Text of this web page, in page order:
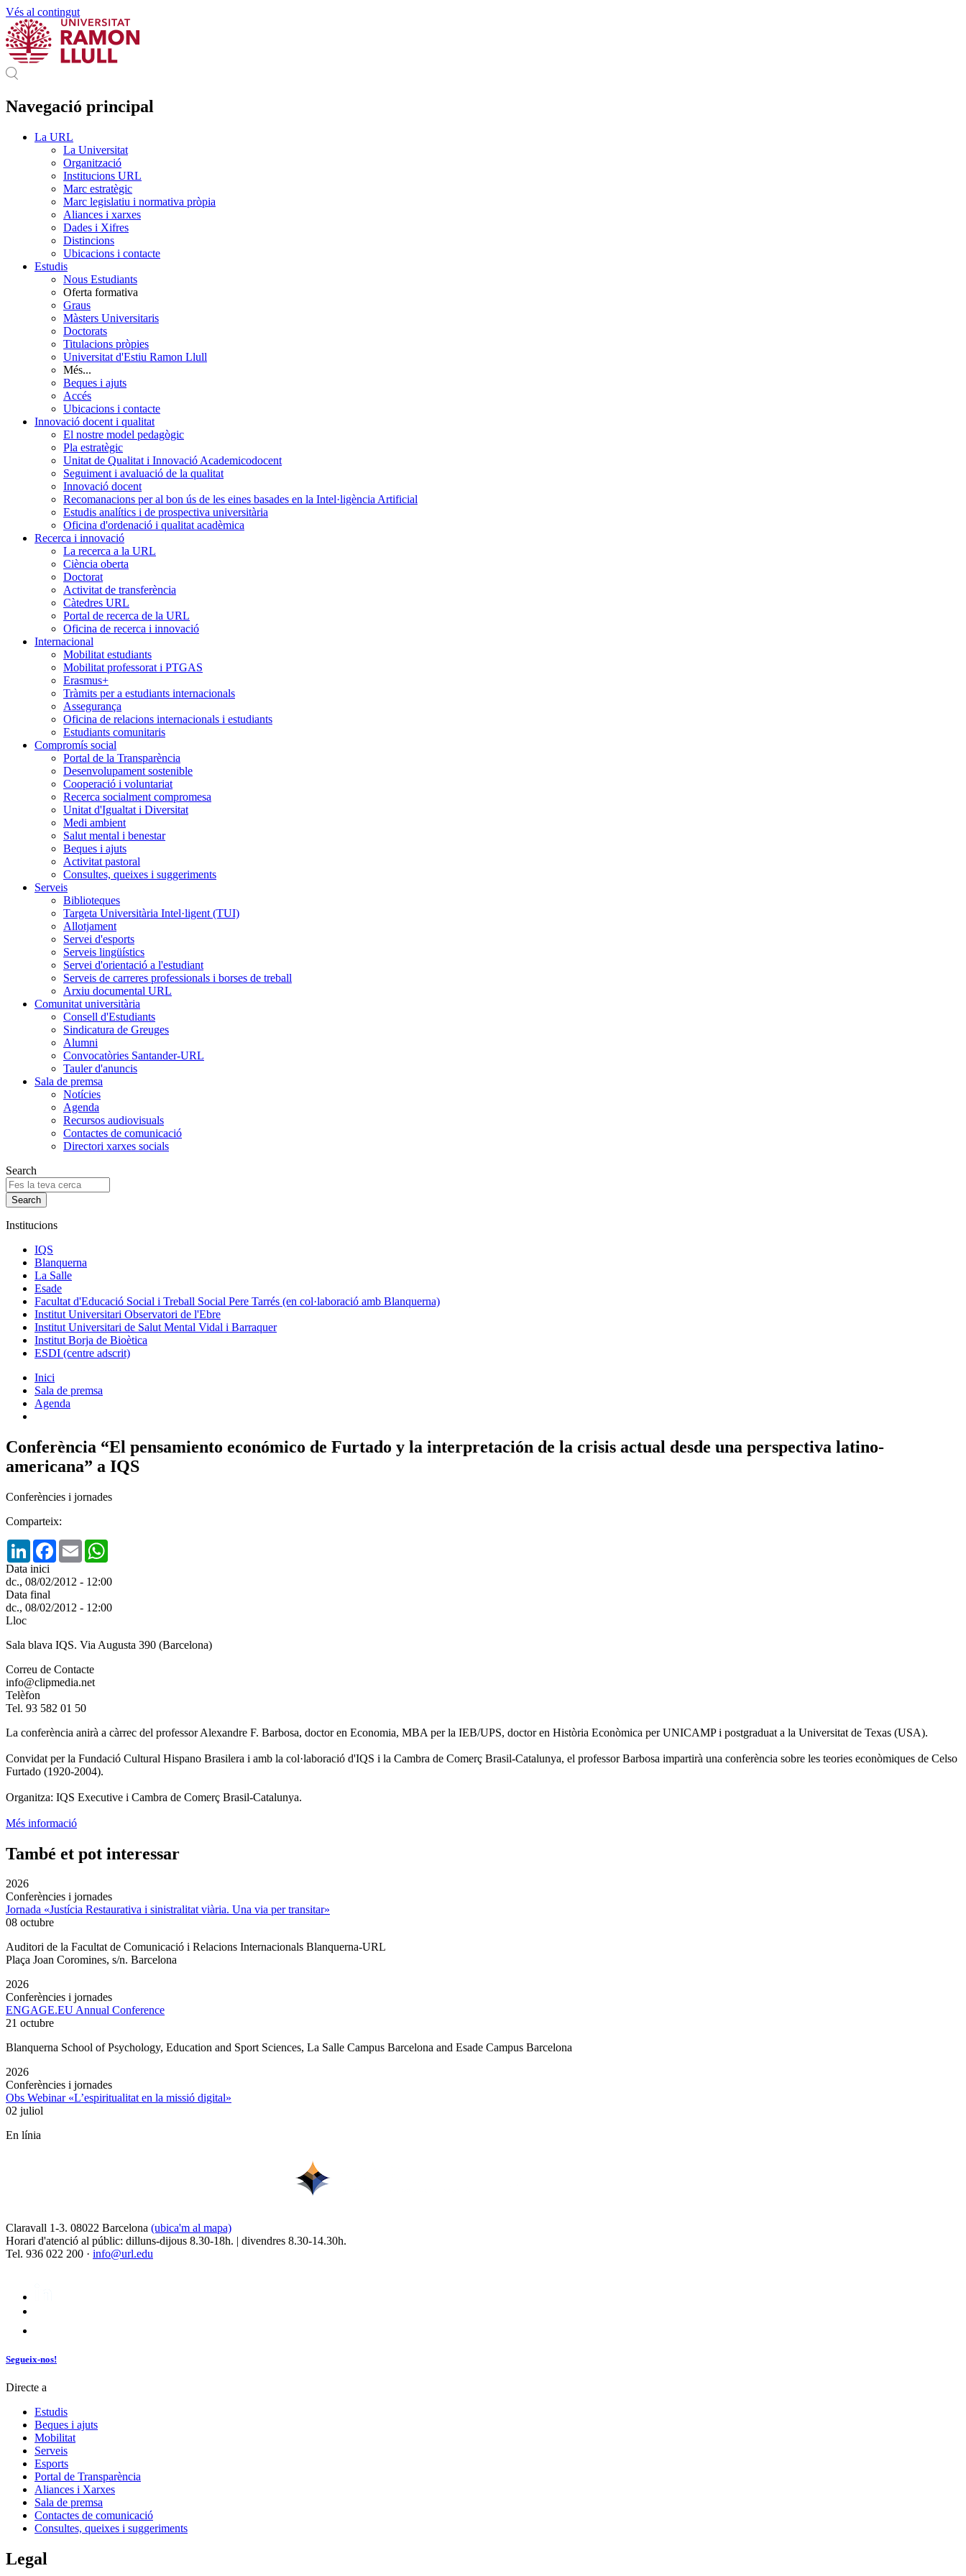
Vés al contingut
Navegació principal
La URL
La Universitat
Organització
Institucions URL
Marc estratègic
Marc legislatiu i normativa pròpia
Aliances i xarxes
Dades i Xifres
Distincions
Ubicacions i contacte
Estudis
Nous Estudiants
Oferta formativa
Graus
Màsters Universitaris
Doctorats
Titulacions pròpies
Universitat d'Estiu Ramon Llull
Més...
Beques i ajuts
Accés
Ubicacions i contacte
Innovació docent i qualitat
El nostre model pedagògic
Pla estratègic
Unitat de Qualitat i Innovació Academicodocent
Seguiment i avaluació de la qualitat
Innovació docent
Recomanacions per al bon ús de les eines basades en la Intel·ligència Artificial
Estudis analítics i de prospectiva universitària
Oficina d'ordenació i qualitat acadèmica
Recerca i innovació
La recerca a la URL
Ciència oberta
Doctorat
Activitat de transferència
Càtedres URL
Portal de recerca de la URL
Oficina de recerca i innovació
Internacional
Mobilitat estudiants
Mobilitat professorat i PTGAS
Erasmus+
Tràmits per a estudiants internacionals
Assegurança
Oficina de relacions internacionals i estudiants
Estudiants comunitaris
Compromís social
Portal de la Transparència
Desenvolupament sostenible
Cooperació i voluntariat
Recerca socialment compromesa
Unitat d'Igualtat i Diversitat
Medi ambient
Salut mental i benestar
Beques i ajuts
Activitat pastoral
Consultes, queixes i suggeriments
Serveis
Biblioteques
Targeta Universitària Intel·ligent (TUI)
Allotjament
Servei d'esports
Serveis lingüístics
Servei d'orientació a l'estudiant
Serveis de carreres professionals i borses de treball
Arxiu documental URL
Comunitat universitària
Consell d'Estudiants
Sindicatura de Greuges
Alumni
Convocatòries Santander-URL
Tauler d'anuncis
Sala de premsa
Notícies
Agenda
Recursos audiovisuals
Contactes de comunicació
Directori xarxes socials
Search
Institucions
IQS
Blanquerna
La Salle
Esade
Facultat d'Educació Social i Treball Social Pere Tarrés (en col·laboració amb Blanquerna)
Institut Universitari Observatori de l'Ebre
Institut Universitari de Salut Mental Vidal i Barraquer
Institut Borja de Bioètica
ESDI (centre adscrit)
Inici
Sala de premsa
Agenda
Conferència “El pensamiento económico de Furtado y la interpretación de la crisis actual desde una perspectiva latino-
americana” a IQS
Conferències i jornades
Comparteix:
LinkedInFacebook
Email
Data inici
dc., 08/02/2012 - 12:00
Data final
dc., 08/02/2012 - 12:00
Lloc
Sala blava IQS. Via Augusta 390 (Barcelona)
Correu de Contacte
info@clipmedia.net
Telèfon
Tel. 93 582 01 50
La conferència anirà a càrrec del professor Alexandre F. Barbosa, doctor en Economia, MBA per la IEB/UPS, doctor en Història Econòmica per UNICAMP i postgraduat a la Universitat de Texas (USA).
Convidat per la Fundació Cultural Hispano Brasilera i amb la col·laboració d'IQS i la Cambra de Comerç Brasil-Catalunya, el professor Barbosa impartirà una conferència sobre les teories econòmiques de Celso
Furtado (1920-2004).
Organitza: IQS Executive i Cambra de Comerç Brasil-Catalunya.
Més informació
També et pot interessar
2026
Conferències i jornades
Jornada «Justícia Restaurativa i sinistralitat viària. Una via per transitar»
08 octubre
Auditori de la Facultat de Comunicació i Relacions Internacionals Blanquerna-URL
Plaça Joan Coromines, s/n. Barcelona
2026
Conferències i jornades
ENGAGE.EU Annual Conference
21 octubre
Blanquerna School of Psychology, Education and Sport Sciences, La Salle Campus Barcelona and Esade Campus Barcelona
2026
Conferències i jornades
Obs Webinar «L’espiritualitat en la missió digital»
02 juliol
En línia
Claravall 1-3. 08022 Barcelona (ubica'm al mapa)
Horari d'atenció al públic: dilluns-dijous 8.30-18h. | divendres 8.30-14.30h.
Tel. 936 022 200 · info@url.edu
Segueix-nos!
Directe a
Estudis
Beques i ajuts
Mobilitat
Serveis
Esports
Portal de Transparència
Aliances i Xarxes
Sala de premsa
Contactes de comunicació
Consultes, queixes i suggeriments
Legal